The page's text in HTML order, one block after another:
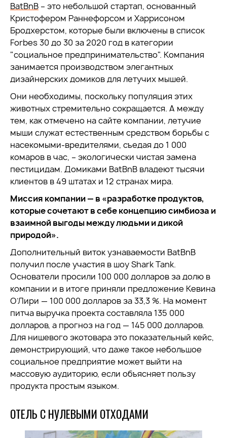
BatBnB – это небольшой стартап, основанный
Кристофером Раннефорсом и Харрисоном
Бродхерстом, которые были включены в список
Forbes 30 до 30 за 2020 год в категории
"социальное предпринимательство". Компания
занимается производством элегантных
дизайнерских домиков для летучих мышей.
Они необходимы, поскольку популяция этих
животных стремительно сокращается. А между
тем, как отмечено на сайте компании, летучие
мыши служат естественным средством борьбы с
насекомыми-вредителями, съедая до 1 000
комаров в час, – экологически чистая замена
пестицидам. Домиками BatBnB владеют тысячи
клиентов в 49 штатах и 12 странах мира.
Миссия компании — в «разработке продуктов,
которые сочетают в себе концепцию симбиоза и
взаимной выгоды между людьми и дикой
природой».
Дополнительный виток узнаваемости BatBnB
получил после участия в шоу Shark Tank.
Основатели просили 100 000 долларов за долю в
компании и в итоге приняли предложение Кевина
О’Лири — 100 000 долларов за 33,3 %. На момент
питча выручка проекта составляла 135 000
долларов, а прогноз на год — 145 000 долларов.
Для нишевого экотовара это показательный кейс,
демонстрирующий, что даже такое небольшое
социальное предприятие может выйти на
массовую аудиторию, если объясняет пользу
продукта простым языком.
ОТЕЛЬ С НУЛЕВЫМИ ОТХОДАМИ